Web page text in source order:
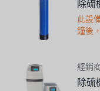
除硫
此設
鐘後
經銷
除硫